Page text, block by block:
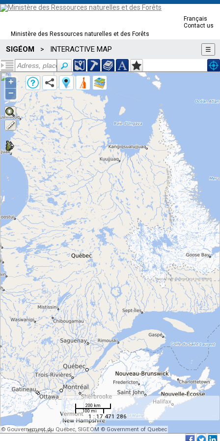
Ministère des Ressources naturelles et des Forêts
Français
Contact us
SIGÉOM > INTERACTIVE MAP ☰
200 km
100 mi
1 : 17 471 286
© Gouvernement du Québec, SIGEOM © Government of Quebec
+
−